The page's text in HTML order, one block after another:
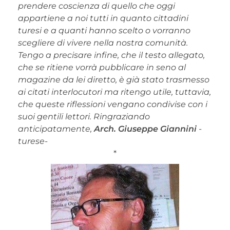
prendere coscienza di quello che oggi
appartiene a noi tutti in quanto cittadini
turesi e a quanti hanno scelto o vorranno
scegliere di vivere nella nostra comunità.
Tengo a precisare infine, che il testo allegato,
che se ritiene vorrà pubblicare in seno al
magazine da lei diretto, è già stato trasmesso
ai citati interlocutori ma ritengo utile, tuttavia,
che queste riflessioni vengano condivise con i
suoi gentili lettori. Ringraziando
anticipatamente,Arch. Giuseppe Giannini -
turese-
*